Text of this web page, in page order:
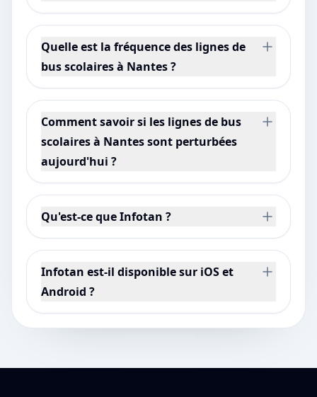
Quelle est la fréquence des lignes de
bus scolaires à Nantes ?
Comment savoir si les lignes de bus
scolaires à Nantes sont perturbées
aujourd'hui ?
Qu'est-ce que Infotan ?
Infotan est-il disponible sur iOS et
Android ?